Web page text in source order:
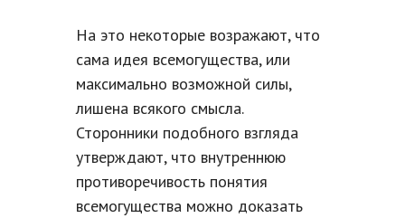
На это некоторые возражают, что
сама идея всемогущества, или
максимально возможной силы,
лишена всякого смысла.
Сторонники подобного взгляда
утверждают, что внутреннюю
противоречивость понятия
всемогущества можно доказать